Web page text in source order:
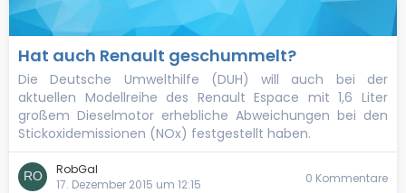
Hat auch Renault geschummelt?
Die Deutsche Umwelthilfe (DUH) will auch bei der
aktuellen Modellreihe des Renault Espace mit 1,6 Liter
großem Dieselmotor erhebliche Abweichungen bei den
Stickoxidemissionen (NOx) festgestellt haben.
RobGal
17. Dezember 2015 um 12:15
0 Kommentare